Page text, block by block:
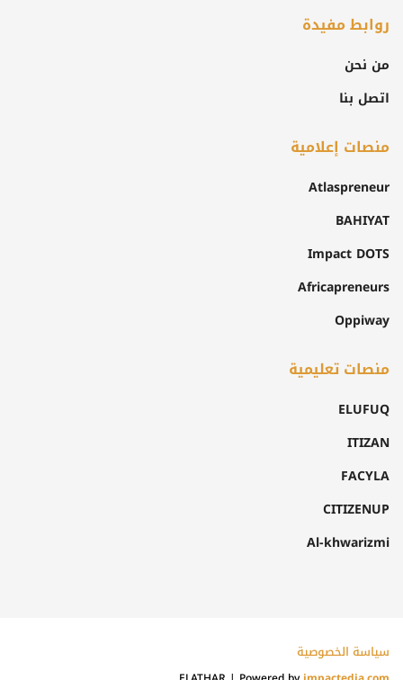
روابط مفيدة
من نحن
اتصل بنا
منصات إعلامية
Atlaspreneur
BAHIYAT
Impact DOTS
Africapreneurs
Oppiway
منصات تعليمية
ELUFUQ
ITIZAN
FACYLA
CITIZENUP
Al-khwarizmi
سياسة الخصوصية